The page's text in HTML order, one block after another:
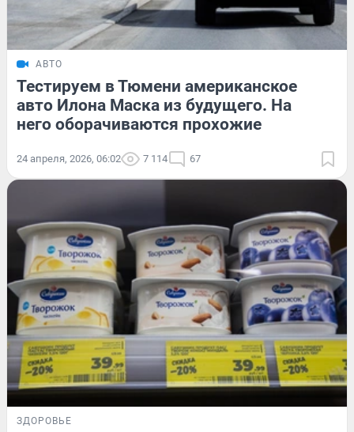
АВТО
Тестируем в Тюмени американское
авто Илона Маска из будущего. На
него оборачиваются прохожие
24 апреля, 2026, 06:02 7 114 67
ЗДОРОВЬЕ